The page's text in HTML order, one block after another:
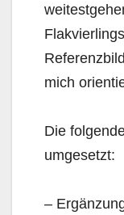
mich
Die
umgesetzt:
–